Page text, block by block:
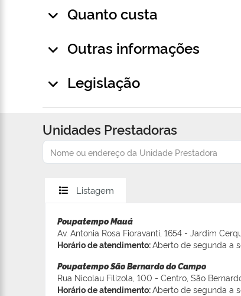
Quanto custa
Outras informações
Legislação
Unidades Prestadoras
Listagem
Poupatempo Mauá
Av. Antonia Rosa Fioravanti, 1654 - Jardim
Horário de atendimento:Aberto de segunda a
Poupatempo São Bernardo do Campo
Rua Nicolau Filizola, 100 - Centro, São
Horário de atendimento:Aberto de segunda a